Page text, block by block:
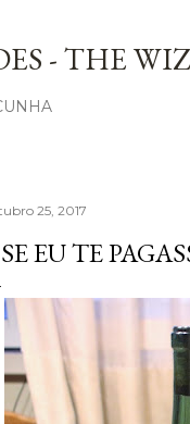
- THE
25, 2017
EU TE